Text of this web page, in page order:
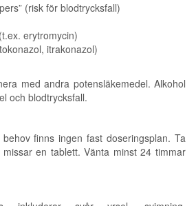
(risk för blodtrycksfall)
erytromycin)
itrakonazol)
med andra potensläkemedel. Alkohol
och blodtrycksfall.
finns ingen fast doseringsplan. Ta
en tablett. Vänta minst 24 timmar